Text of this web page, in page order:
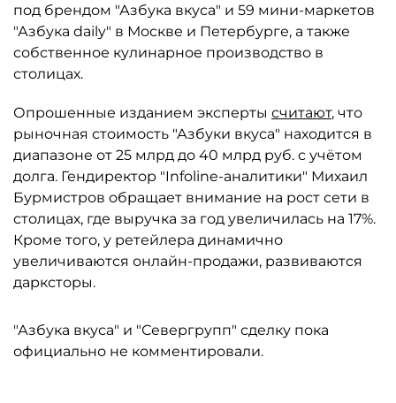
под брендом "Азбука вкуса" и 59 мини-маркетов
"Азбука daily" в Москве и Петербурге, а также
собственное кулинарное производство в
столицах.
Опрошенные изданием эксперты считают, что
рыночная стоимость "Азбуки вкуса" находится в
диапазоне от 25 млрд до 40 млрд руб. с учётом
долга. Гендиректор "Infoline-аналитики" Михаил
Бурмистров обращает внимание на рост сети в
столицах, где выручка за год увеличилась на 17%.
Кроме того, у ретейлера динамично
увеличиваются онлайн-продажи, развиваются
дарксторы.
"Азбука вкуса" и "Севергрупп" сделку пока
официально не комментировали.